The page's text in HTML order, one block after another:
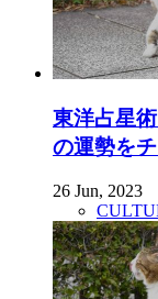
東洋占星
の運勢を
26 Jun, 2023